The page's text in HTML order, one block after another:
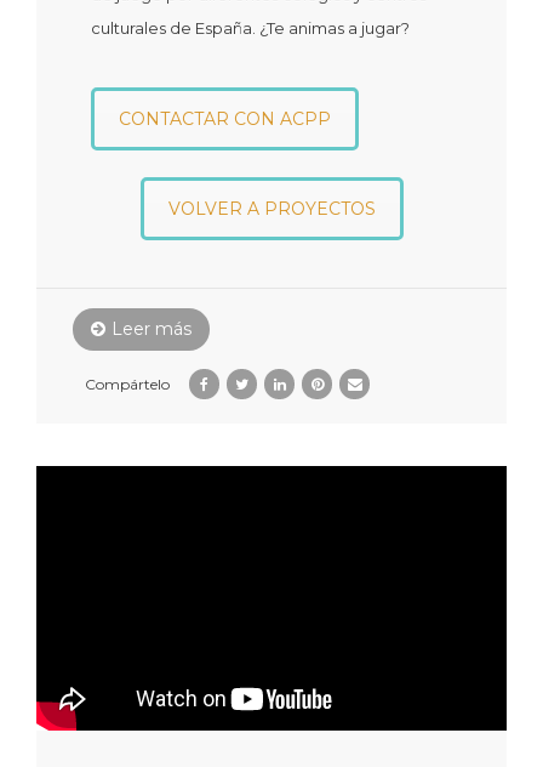
culturales de España. ¿Te animas a jugar?
CONTACTAR CON ACPP
VOLVER A PROYECTOS
Leer más